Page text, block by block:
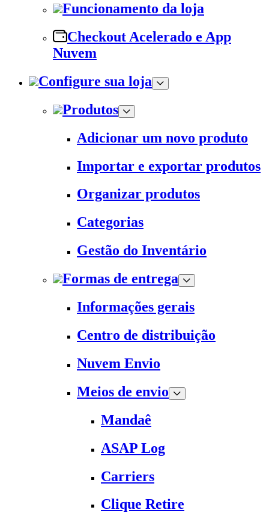
Funcionamento da loja
Checkout Acelerado e App
Nuvem
Configure sua loja
Produtos
Adicionar um novo produto
Importar e exportar produtos
Organizar produtos
Categorias
Gestão do Inventário
Formas de entrega
Informações gerais
Centro de distribuição
Nuvem Envio
Meios de envio
Mandaê
ASAP Log
Carriers
Clique Retire